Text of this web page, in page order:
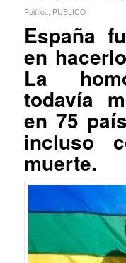
Política, PUBLICO
España
en
La
todavía
en 75
incluso
muerte.